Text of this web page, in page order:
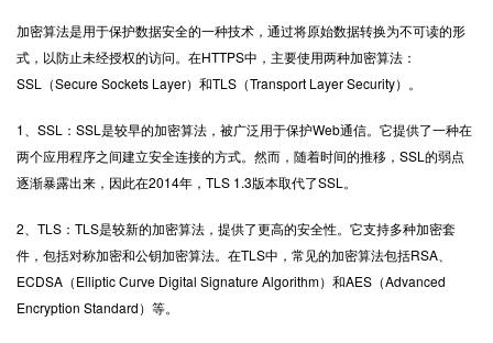
加密算法是用于保护数据安全的一种技术，通过将原始数据转换为不可读的形
式，以防止未经授权的访问。在HTTPS中，主要使用两种加密算法：
SSL
（Secure Sockets Layer）和TLS（Transport Layer Security）。
1、SSL：SSL是较早的加密算法，被广泛用于保护Web通信。它提供了一种在
两个应用程序之间建立安全连接的方式。然而，随着时间的推移，SSL的弱点
逐渐暴露出来，因此在2014年，TLS 1.3版本取代了SSL。
2、TLS：TLS是较新的加密算法，提供了更高的安全性。它支持多种加密套
件，包括对称加密和公钥加密算法。在TLS中，常见的加密算法包括RSA、
ECDSA（Elliptic Curve Digital Signature Algorithm）和AES（Advanced
Encryption Standard）等。